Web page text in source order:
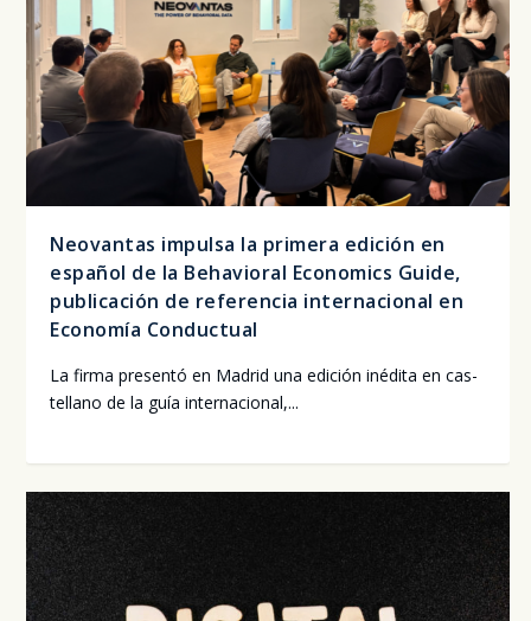
Neovantas impulsa la primera edición en
español de la Behavioral Economics Guide,
publicación de referencia internacional en
Economía Conductual
La fir­ma pre­sen­tó en Madrid una edi­ción iné­di­ta en cas­
te­llano de la guía inter­na­cio­nal,...